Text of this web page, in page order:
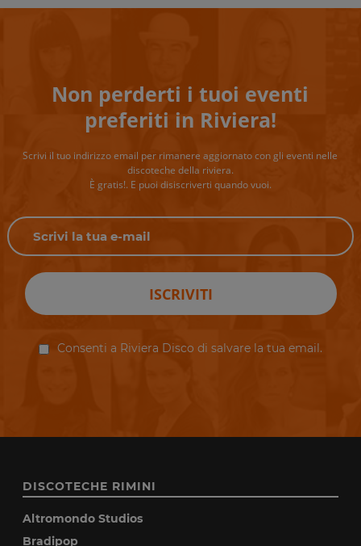
Non perderti i tuoi eventi
preferiti in Riviera!
Scrivi il tuo indirizzo email per rimanere aggiornato con gli eventi nelle
discoteche della riviera.
È gratis!. E puoi disiscriverti quando vuoi.
ISCRIVITI
Consenti a Riviera Disco di salvare la tua email.
DISCOTECHE RIMINI
Altromondo Studios
Bradipop